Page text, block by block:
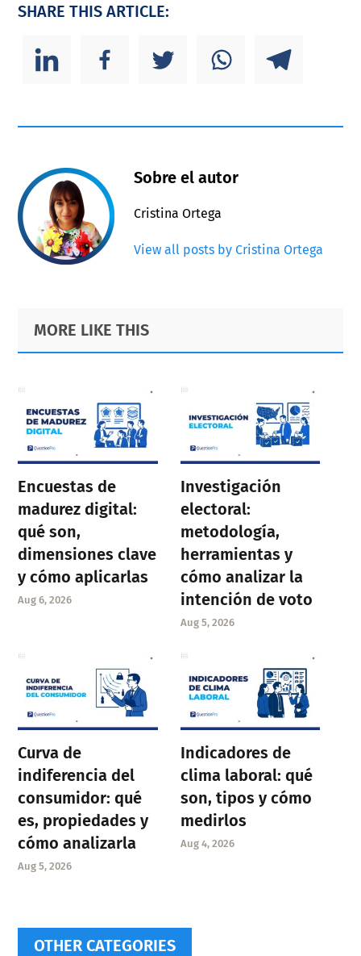
SHARE THIS ARTICLE:
Sobre el autor
Cristina Ortega
View all posts by Cristina Ortega
Primary
Sidebar
Footer
MORE LIKE THIS
Encuestas de
madurez digital:
qué son,
dimensiones clave
y cómo aplicarlas
Aug 6, 2026
Investigación
electoral:
metodología,
herramientas y
cómo analizar la
intención de voto
Aug 5, 2026
Curva de
indiferencia del
consumidor: qué
es, propiedades y
cómo analizarla
Aug 5, 2026
Indicadores de
clima laboral: qué
son, tipos y cómo
medirlos
Aug 4, 2026
OTHER CATEGORIES